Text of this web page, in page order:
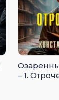
– 1.